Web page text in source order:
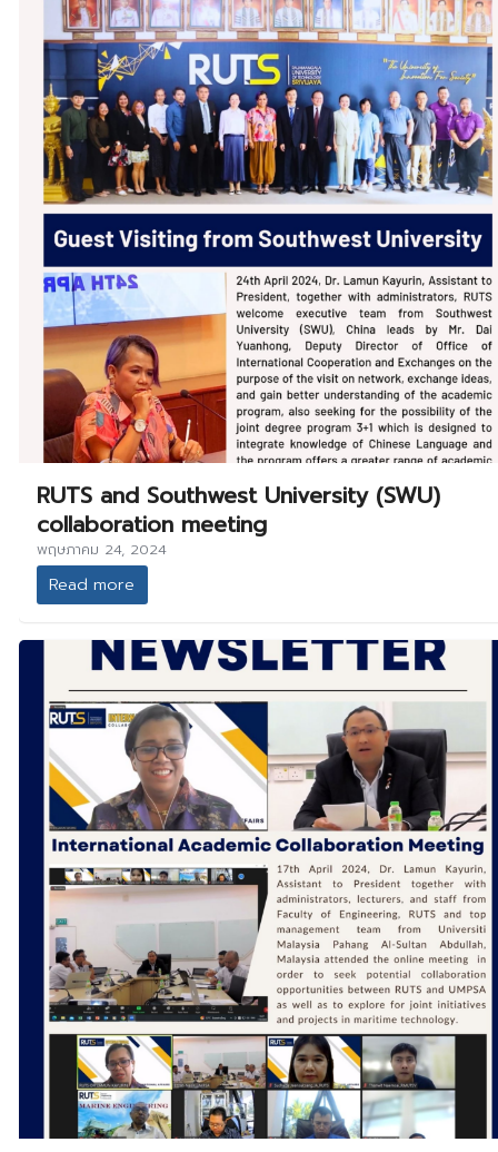
RUTS and Southwest University (SWU)
collaboration meeting
พฤษภาคม 24, 2024
Read more